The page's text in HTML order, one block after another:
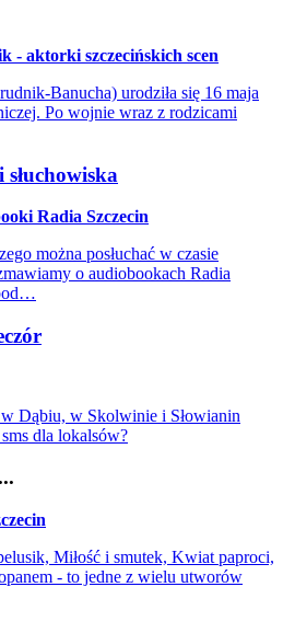
- aktorki szczecińskich scen
Banucha) urodziła się 16 maja
Po wojnie wraz z rodzicami
Radia Szczecin
można posłuchać w czasie
o audiobookach Radia
Dąbiu, w Skolwinie i Słowianin
dla lokalsów?
Miłość i smutek, Kwiat paproci,
- to jedne z wielu utworów